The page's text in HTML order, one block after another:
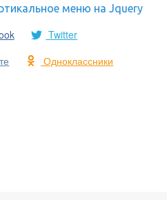
меню на Jquery
Twitter
Одноклассники